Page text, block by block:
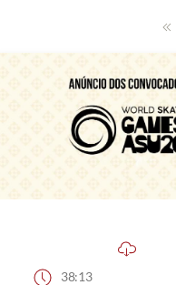
38:13